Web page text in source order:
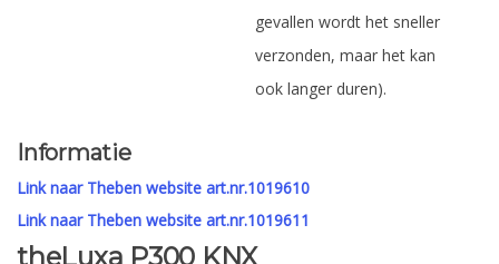
gevallen wordt het sneller
verzonden, maar het kan
ook langer duren).
Informatie
Link naar Theben website art.nr.1019610
Link naar Theben website art.nr.1019611
theLuxa P300 KNX